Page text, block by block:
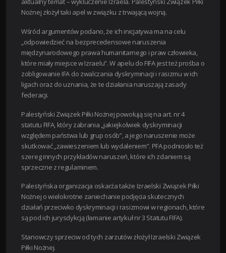
Nożnej złożył taki apel w związku z trwającą wojną.
Wśród argumentów podano, że ich inicjatywa ma na celu
„odpowiedzieć na bezprecedensowe naruszenia
międzynarodowego prawa humanitarnego i praw człowieka,
które miały miejsce w Izraelu”. W apelu do FIFA jest też prośba o
zobligowanie IFA do zwalczania dyskryminacji i rasizmu w ich
ligach oraz do uznania, że te działania naruszają zasady
federacji.
Palestyński Związek Piłki Nożnej powołują się na art. nr 4
statutu FIFA, który zabrania „jakiejkolwiek dyskryminacji
względem państwa lub grup osób”, a jego naruszenie może
skutkować „zawieszeniem lub wydaleniem”. PFA podniosło też
szereg innych przykładów naruszeń, które ich zdaniem są
sprzeczne z regulaminem.
Palestyńska organizacja oskarża także Izraelski Związek Piłki
Nożnej o wielokrotne zaniechanie podjęcia skutecznych
działań przeciwko dyskryminacji i rasizmowi w regionach, które
są pod ich jurysdykcją (łamanie artykuł nr 3 Statutu FIFA).
Stanowczy sprzeciw od tych zarzutów złożył Izraelski Związek
Piłki Nożnej.